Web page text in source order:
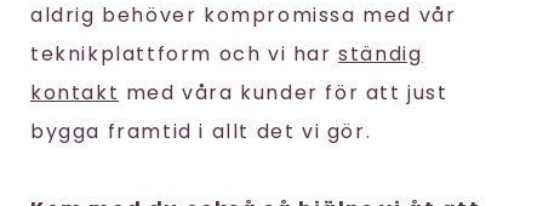
aldrig behöver kompromissa med vår
teknikplattform och vi harständig
kontakt med våra kunder för att just
bygga framtid i allt det vi gör.